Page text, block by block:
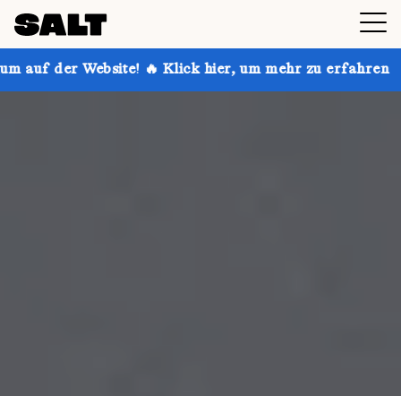
🔥 Klick hier, um mehr zu erfahren Hol dir bis zu